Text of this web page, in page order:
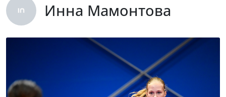
Инна Мамонтова